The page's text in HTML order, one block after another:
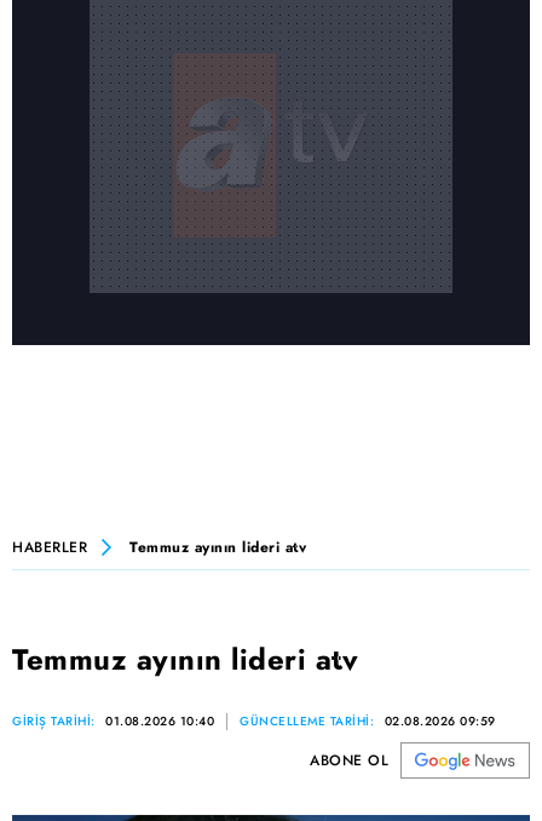
HABERLER Temmuz ayının lideri atv
Temmuz ayının lideri atv
GİRİŞ TARİHİ: 01.08.2026 10:40 GÜNCELLEME TARİHİ: 02.08.2026 09:59
ABONE OL